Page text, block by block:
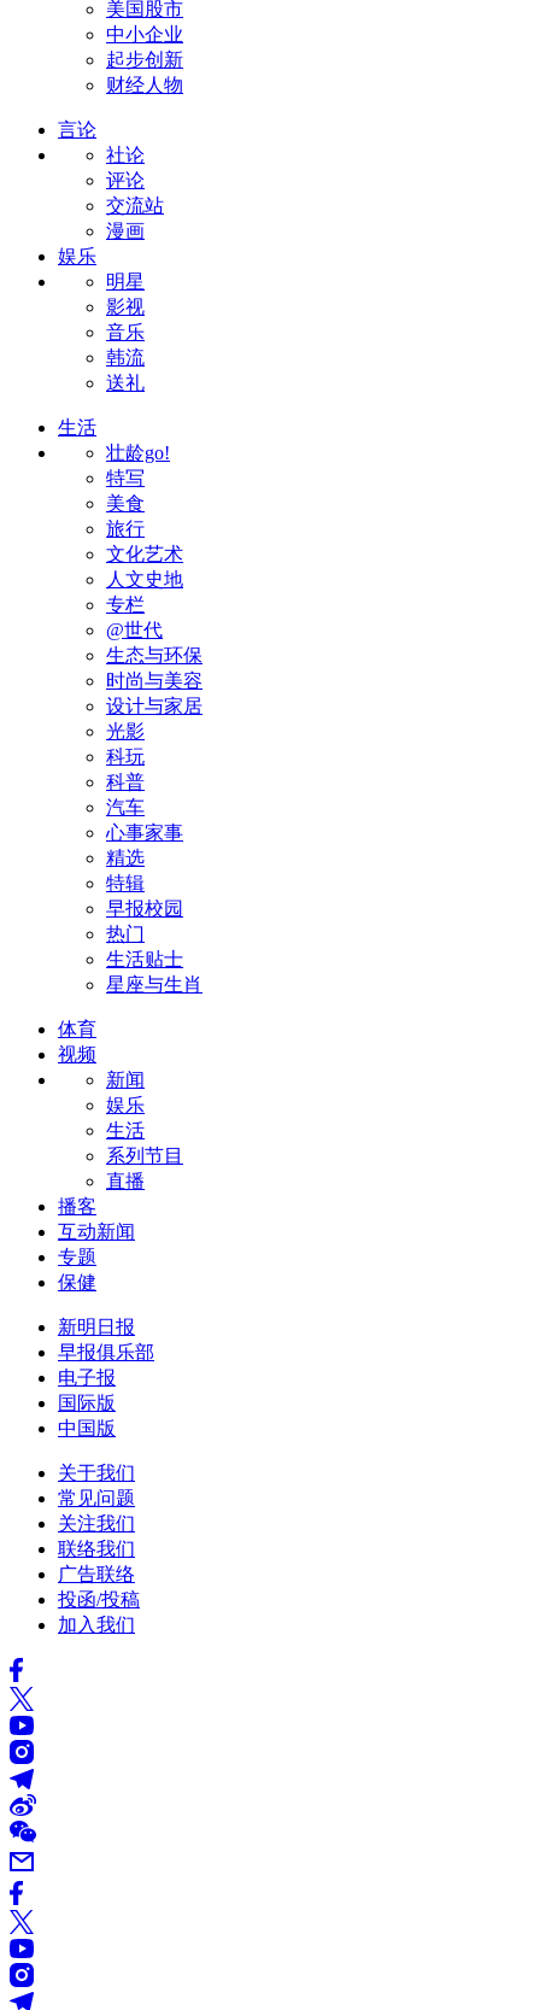
美国股市
中小企业
起步创新
财经人物
言论
社论
评论
交流站
漫画
娱乐
明星
影视
音乐
韩流
送礼
生活
壮龄go!
特写
美食
旅行
文化艺术
人文史地
专栏
@世代
生态与环保
时尚与美容
设计与家居
光影
科玩
科普
汽车
心事家事
精选
特辑
早报校园
热门
生活贴士
星座与生肖
体育
视频
新闻
娱乐
生活
系列节目
直播
播客
互动新闻
专题
保健
新明日报
早报俱乐部
电子报
国际版
中国版
关于我们
常见问题
关注我们
联络我们
广告联络
投函/投稿
加入我们